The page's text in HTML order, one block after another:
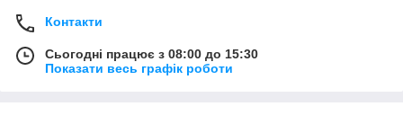
Контакти
Сьогодні працює з 08:00 до 15:30
Показати весь графік роботи